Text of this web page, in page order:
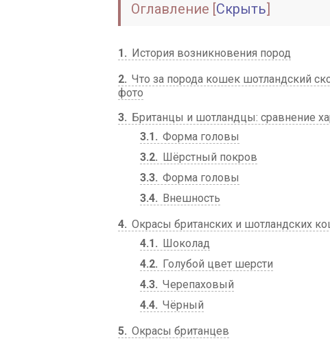
Оглавление [Скрыть]
1
История возникновения пород
2 Что за порода кошек шотландский
фото
3
Британцы и шотландцы: сравнение
3.1
Форма головы
3.2
Шёрстный покров
3.3 Форма головы
3.4
Внешность
4 Окрасы британских и шотландских
4.1
Шоколад
4.2
Голубой цвет шерсти
4.3 Черепаховый
4.4 Чёрный
5 Окрасы британцев